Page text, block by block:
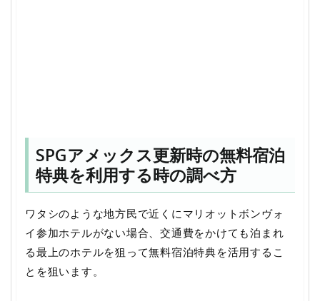
SPGアメックス更新時の無料宿泊
特典を利用する時の調べ方
ワタシのような地方民で近くにマリオットボンヴォ
イ参加ホテルがない場合、交通費をかけても泊まれ
る最上のホテルを狙って無料宿泊特典を活用するこ
とを狙います。